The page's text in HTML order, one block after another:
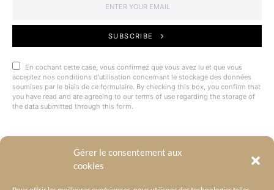
Gérer le consentement aux
cookies
SUBSCRIBE
En cochant cette case, vous confirmez que vous avez lu et que vous
acceptez nos conditions d'utilisation concernant le stockage des données
soumises par le biais de ce formulaire. By checking this box, you confirm that
you have read and are agreeing to our terms of use regarding the storage of
the data submitted through this form.
@BYRACKEL